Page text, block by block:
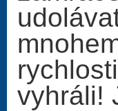
vyhráli!